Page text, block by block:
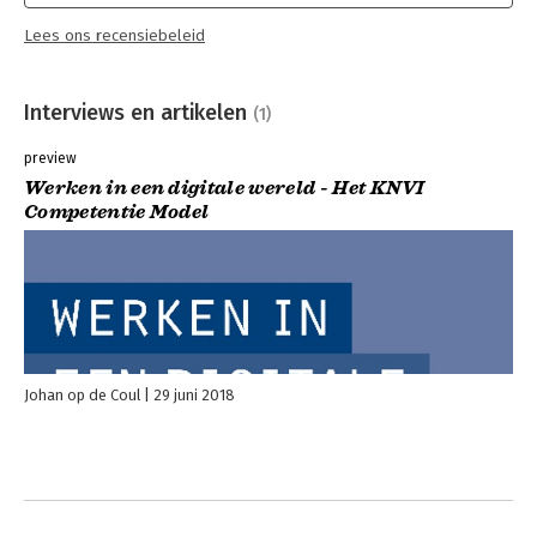
Lees ons recensiebeleid
Interviews en artikelen (1)
preview
Werken in een digitale wereld - Het KNVI
Competentie Model
Johan op de Coul 29 juni 2018